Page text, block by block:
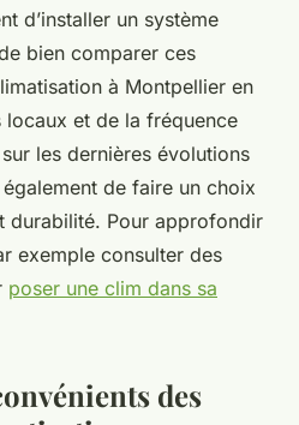
d’installer un système
bien comparer ces
à Montpellier en
et de la fréquence
les dernières évolutions
de faire un choix
durabilité. Pour approfondir
exemple consulter des
poser une clim dans sa
des